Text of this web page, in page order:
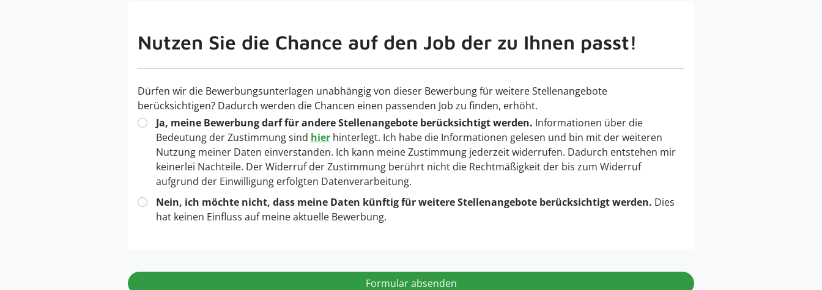
Nutzen Sie die Chance auf den Job der zu Ihnen passt!
Dürfen wir die Bewerbungsunterlagen unabhängig von dieser Bewerbung für weitere Stellenangebote
berücksichtigen? Dadurch werden die Chancen einen passenden Job zu finden, erhöht.
Ja, meine Bewerbung darf für andere Stellenangebote berücksichtigt werden. Informationen über die
Bedeutung der Zustimmung sind hierhinterlegt. Ich habe die Informationen gelesen und bin mit der weiteren
Nutzung meiner Daten einverstanden. Ich kann meine Zustimmung jederzeit widerrufen. Dadurch entstehen mir
keinerlei Nachteile. Der Widerruf der Zustimmung berührt nicht die Rechtmäßigkeit der bis zum Widerruf
aufgrund der Einwilligung erfolgten Datenverarbeitung.
Nein, ich möchte nicht, dass meine Daten künftig für weitere Stellenangebote berücksichtigt werden. Dies
hat keinen Einfluss auf meine aktuelle Bewerbung.
Formular absenden